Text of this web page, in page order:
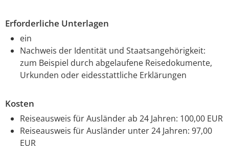
Erforderliche Unterlagen
ein
Nachweis der Identität und Staatsangehörigkeit:
zum Beispiel durch abgelaufene Reisedokumente,
Urkunden oder eidesstattliche Erklärungen
Kosten
Reiseausweis für Ausländer ab 24 Jahren: 100,00 EUR
Reiseausweis für Ausländer unter 24 Jahren: 97,00
EUR